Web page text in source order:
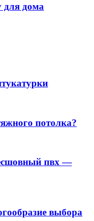
для дома
потолка?
пвх —
выбора